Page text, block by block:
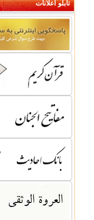
تابلو اعلانات